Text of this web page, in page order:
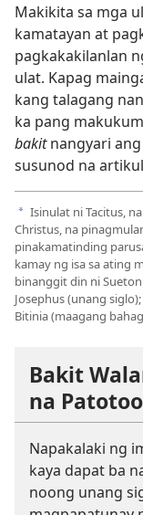
Makikita sa mga
kamatayan at
pagkakakilanlan
ulat. Kapag
kang talagang
ka pang
bakitnangyari ang
susunod na
a Isinulat ni Tacitus,
Christus, na
pinakamatinding
kamay ng isa sa ating
binanggit din ni
Josephus (unang
Bitinia (maagang
Bakit
na
Napakalaki ng
kaya dapat ba
noong unang